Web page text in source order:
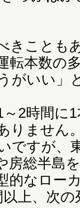
きことも
転本数の
がいい」
～2時間に
りません
ですが、
房総半島
的なロー
上、次